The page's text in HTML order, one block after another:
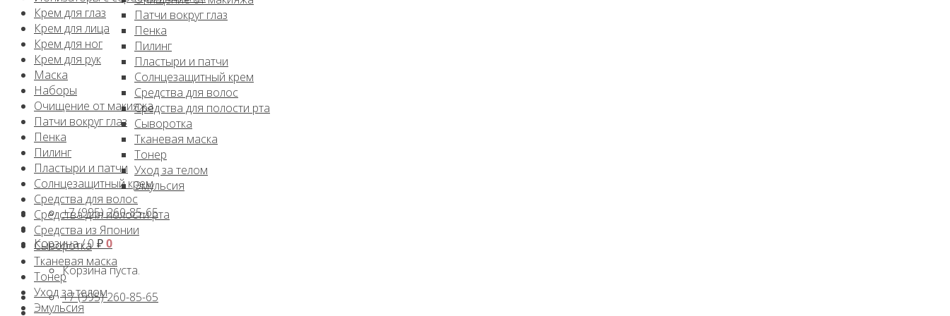
Патчи вокруг глаз
Пенка
Пилинг
Пластыри и патчи
Солнцезащитный крем
Средства для волос
Средства для полости рта
Сыворотка
Тканевая маска
Тонер
Уход за телом
Эмульсия
+7 (995) 260-85-65
Корзина /0 ₽0
Корзина пуста.
+7 (995) 260-85-65
Крем для глаз
Крем для лица
Крем для ног
Крем для рук
Маска
Наборы
Очищение от макияжа
Патчи вокруг глаз
Пенка
Пилинг
Пластыри и патчи
Солнцезащитный крем
Средства для волос
Средства для полости рта
Средства из Японии
Сыворотка
Тканевая маска
Тонер
Уход за телом
Эмульсия